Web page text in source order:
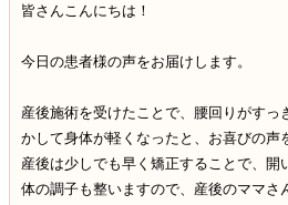
皆さんこんにちは！
今日の患者様の声をお届けします。
産後施術を受けたことで、腰回りがすっ
かして身体が軽くなったと、お喜びの声
産後は少しでも早く矯正することで、開
体の調子も整いますので、産後のママさ